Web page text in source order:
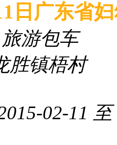
日广东省
旅游包车行
胜镇梧村
02-11